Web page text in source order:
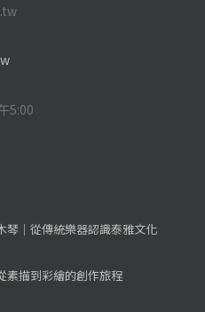
5:00
琴｜從傳統樂器認識泰雅文化
素描到彩繪的創作旅程